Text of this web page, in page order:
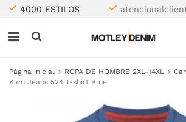
4000 ESTILOS
Página inicial ROPA DE HOMBRE 2XL-14XL
Kam Jeans 524 T-shirt Blue